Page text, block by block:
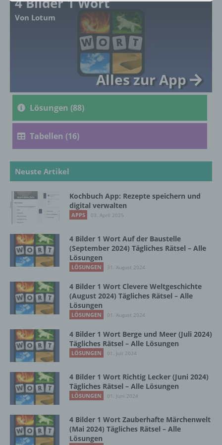
Von Lotum
Alles zur App
Lösungen (88)
Tabellen (16)
Neuste Artikel
Kochbuch App: Rezepte speichern und
digital verwalten
APPS 03. April 2025
4 Bilder 1 Wort Auf der Baustelle
(September 2024) Tägliches Rätsel – Alle
Lösungen
LÖSUNGEN 31. August 2024
4 Bilder 1 Wort Clevere Weltgeschichte
(August 2024) Tägliches Rätsel – Alle
Lösungen
LÖSUNGEN 01. August 2024
4 Bilder 1 Wort Berge und Meer (Juli 2024)
Tägliches Rätsel – Alle Lösungen
LÖSUNGEN 01. Juli 2024
4 Bilder 1 Wort Richtig Lecker (Juni 2024)
Tägliches Rätsel – Alle Lösungen
LÖSUNGEN 01. Juni 2024
4 Bilder 1 Wort Zauberhafte Märchenwelt
(Mai 2024) Tägliches Rätsel – Alle
Lösungen
a) personenbezogene Daten
Personenbezogene Daten sind alle
Informationen, die sich auf eine identifizierte
oder identifizierbare natürliche Person (im
Folgenden „betroffene Person") beziehen.
Als identifizierbar wird eine natürliche
Person angesehen, die direkt oder indirekt,
Kennung wie einem Namen, zu einer
Kennnummer, zu Standortdaten, zu einer
mehreren besonderen Merkmalen, die
Ausdruck der physischen, physiologischen,
kulturellen oder sozialen Identität dieser
Betroffene Person ist jede identifizierte oder
identifizierbare natürliche Person, deren
personenbezogene Daten von dem für die
werden.
c) Verarbeitung
Verarbeitung ist jeder mit oder ohne Hilfe
automatisierter Verfahren ausgeführte
Vorgang oder jede solche Vorgangsreihe im
Zusammenhang mit personenbezogenen
Daten wie das Erheben, das Erfassen, die
Organisation, das Ordnen, die Speicherung,
die Anpassung oder Veränderung, das
die Offenlegung durch Übermittlung,
Verbreitung oder eine andere Form der
Bereitstellung, den Abgleich oder die